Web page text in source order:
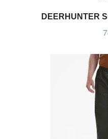
DEERHUNTER